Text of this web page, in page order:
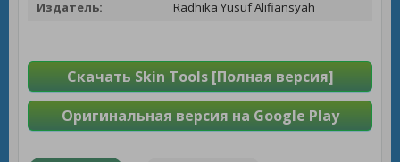
Издатель:
Radhika Yusuf Alifiansyah
Скачать Skin Tools [Полная версия]
Оригинальная версия на Google Play